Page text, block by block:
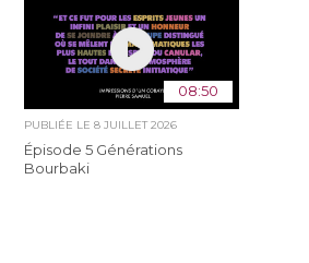
08:50
PUBLIÉE LE8 JUILLET 2026
Épisode 5 Générations
Bourbaki